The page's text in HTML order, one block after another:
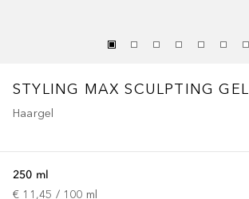
STYLING MAX SCULPTING GEL
Haargel
250 ml
€ 11,45 / 100 ml